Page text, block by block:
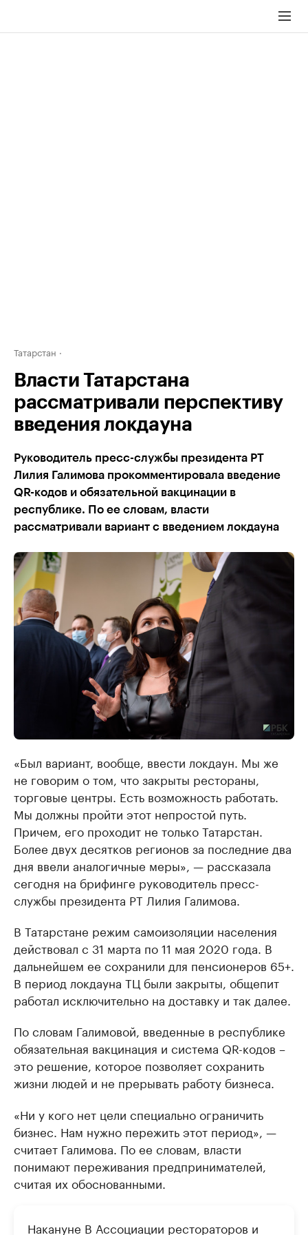
Татарстан
Власти Татарстана
рассматривали перспективу
введения локдауна
Руководитель пресс-службы президента РТ
Лилия Галимова прокомментировала введение
QR-кодов и обязательной вакцинации в
республике. По ее словам, власти
рассматривали вариант с введением локдауна
«Был вариант, вообще, ввести локдаун. Мы же
не говорим о том, что закрыты рестораны,
торговые центры. Есть возможность работать.
Мы должны пройти этот непростой путь.
Причем, его проходит не только Татарстан.
Более двух десятков регионов за последние два
дня ввели аналогичные меры», — рассказала
сегодня на брифинге руководитель пресс-
службы президента РТ Лилия Галимова.
В Татарстане режим самоизоляции населения
действовал с 31 марта по 11 мая 2020 года. В
дальнейшем ее сохранили для пенсионеров 65+.
В период локдауна ТЦ были закрыты, общепит
работал исключительно на доставку и так далее.
По словам Галимовой, введенные в республике
обязательная вакцинация и система QR-кодов –
это решение, которое позволяет сохранить
жизни людей и не прерывать работу бизнеса.
«Ни у кого нет цели специально ограничить
бизнес. Нам нужно пережить этот период», —
считает Галимова. По ее словам, власти
понимают переживания предпринимателей,
считая их обоснованными.
Накануне В Ассоциации рестораторов и